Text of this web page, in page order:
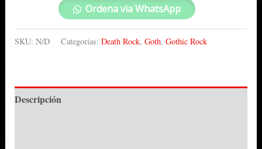
Ordena via WhatsApp
SKU: N/D Categorías: Death Rock, Goth, Gothic Rock
Descripción